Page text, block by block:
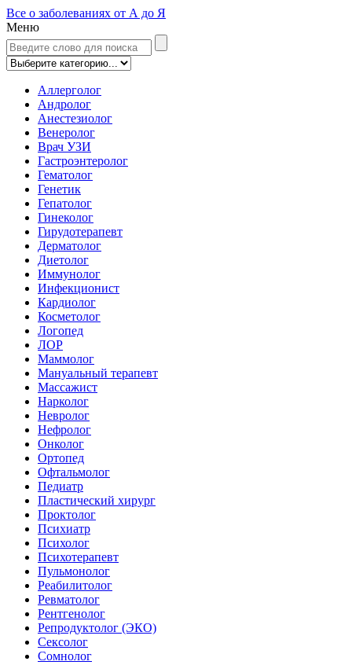
Все о заболеваниях от А до Я
Меню
Аллерголог
Андролог
Анестезиолог
Венеролог
Врач УЗИ
Гастроэнтеролог
Гематолог
Генетик
Гепатолог
Гинеколог
Гирудотерапевт
Дерматолог
Диетолог
Иммунолог
Инфекционист
Кардиолог
Косметолог
Логопед
ЛОР
Маммолог
Мануальный терапевт
Массажист
Нарколог
Невролог
Нефролог
Онколог
Ортопед
Офтальмолог
Педиатр
Пластический хирург
Проктолог
Психиатр
Психолог
Психотерапевт
Пульмонолог
Реабилитолог
Ревматолог
Рентгенолог
Репродуктолог (ЭКО)
Сексолог
Сомнолог